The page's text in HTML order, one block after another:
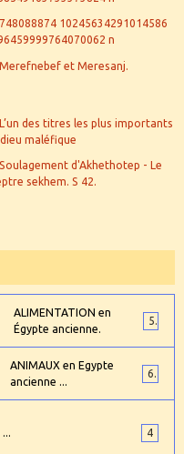
ALIMENTATION en
Égypte ancienne.
5
ANIMAUX en Egypte
ancienne ...
6
4